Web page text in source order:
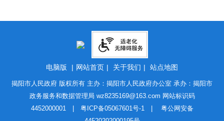
电脑版 | 网站首页 | 关于我们 | 站点地图
揭阳市人民政府 版权所有 主办：揭阳市人民政府办公室 承办：揭阳市
政务服务和数据管理局 wz8235169@163.com 网站标识码
4452000001 | 粤ICP备05067601号-1| 粤公网安备